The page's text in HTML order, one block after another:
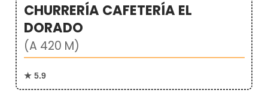
CHURRERÍA CAFETERÍA EL
DORADO
(A 420 M)
★ 5.9